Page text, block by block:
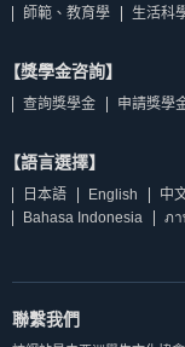
師範、教育學
生活科
【獎學金咨詢】
查詢獎學金 申請獎學
【語言選擇】
日本語 English 中
Bahasa Indonesia
ภา
聯繫我們